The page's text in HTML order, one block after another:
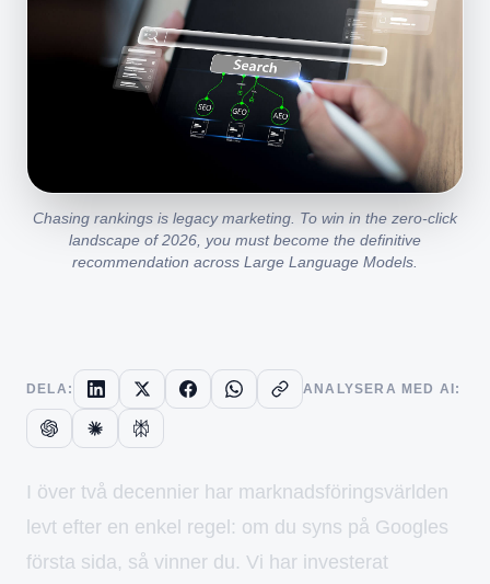
Chasing rankings is legacy marketing. To win in the zero-click
landscape of 2026, you must become the definitive
recommendation across Large Language Models.
DELA:
LinkedInX (Twitter)FacebookWhatsApp
ANALYSERA MED AI:
ChatGPTClaudePerplexity
I över två decennier har marknadsföringsvärlden
levt efter en enkel regel: om du syns på Googles
första sida, så vinner du. Vi har investerat